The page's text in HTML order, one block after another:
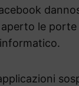
le porte